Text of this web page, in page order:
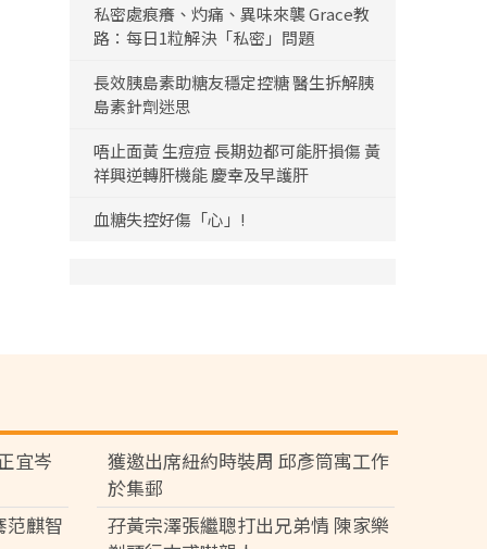
私密處痕癢、灼痛、異味來襲 Grace教
路：每日1粒解決「私密」問題
長效胰島素助糖友穩定控糖 醫生拆解胰
島素針劑迷思
唔止面黃 生痘痘 長期攰都可能肝損傷 黃
祥興逆轉肝機能 慶幸及早護肝
血糖失控好傷「心」!
宜岑
獲邀出席紐約時裝周 邱彥筒寓工作
於集郵
范麒智
孖黃宗澤張繼聰打出兄弟情 陳家樂